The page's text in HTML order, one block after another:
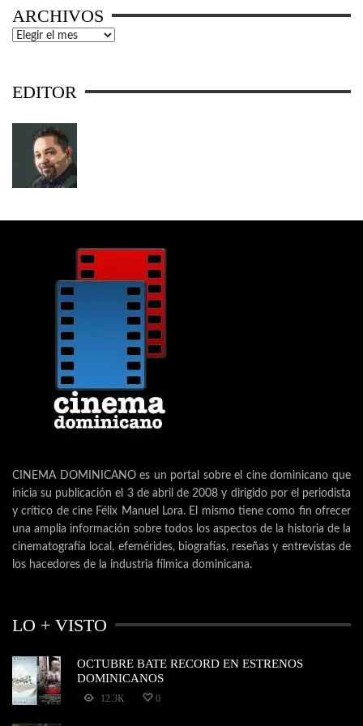
ARCHIVOS
Archivos
EDITOR
CINEMA DOMINICANO es un portal sobre el cine dominicano que
inicia su publicación el 3 de abril de 2008 y dirigido por el periodista
y crítico de cine Félix Manuel Lora. El mismo tiene como fin ofrecer
una amplia información sobre todos los aspectos de la historia de la
cinematografía local, efemérides, biografías, reseñas y entrevistas de
los hacedores de la industria fílmica dominicana.
LO + VISTO
OCTUBRE BATE RECORD EN ESTRENOS
DOMINICANOS
12.3K 0